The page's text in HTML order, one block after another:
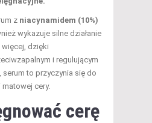
z niacynamidem (10%)
wykazuje silne działanie
więcej, dzięki
i regulującym
serum to przyczynia się do
matowej cery.
cerę